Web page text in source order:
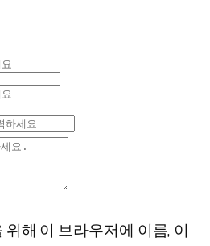
해 이 브라우저에 이름, 이